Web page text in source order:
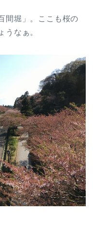
間堀」。ここも桜の
うなぁ。